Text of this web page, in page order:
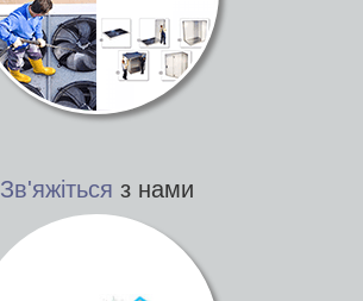
Зв'яжіться з нами